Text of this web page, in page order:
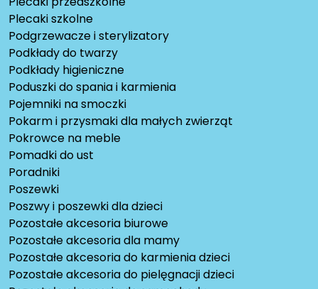
Plecaki szkolne
Podgrzewacze i sterylizatory
Podkłady do twarzy
Podkłady higieniczne
Poduszki do spania i karmienia
Pojemniki na smoczki
Pokarm i przysmaki dla małych zwierząt
Pokrowce na meble
Pomadki do ust
Poradniki
Poszewki
Poszwy i poszewki dla dzieci
Pozostałe akcesoria biurowe
Pozostałe akcesoria dla mamy
Pozostałe akcesoria do karmienia dzieci
Pozostałe akcesoria do pielęgnacji dzieci